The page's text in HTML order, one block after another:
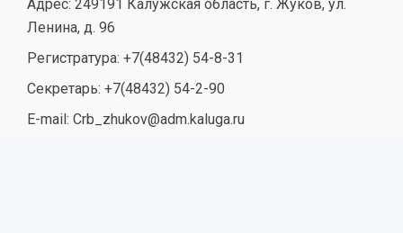
Адрес: 249191 Калужская область, г. Жуков, ул.
Ленина, д. 96
Регистратура: +7(48432) 54-8-31
Секретарь: +7(48432) 54-2-90
E-mail: Crb_zhukov@adm.kaluga.ru